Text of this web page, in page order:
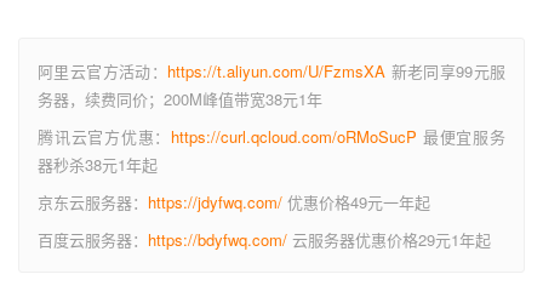
阿里云官方活动： https://t.aliyun.com/U/FzmsXA 新老同享99元服
务器，续费同价；200M峰值带宽38元1年
腾讯云官方优惠： https://curl.qcloud.com/oRMoSucP 最便宜服务
器秒杀38元1年起
京东云服务器： https://jdyfwq.com/ 优惠价格49元一年起
百度云服务器： https://bdyfwq.com/ 云服务器优惠价格29元1年起